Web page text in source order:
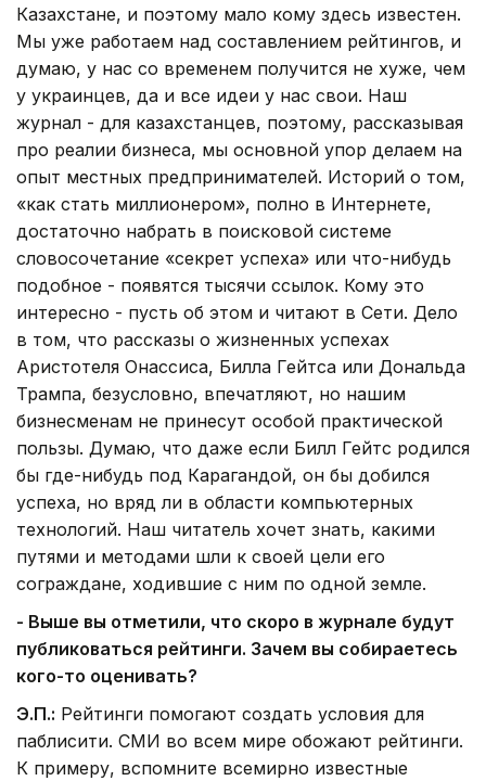
Казахстане, и поэтому мало кому здесь известен.
Мы уже работаем над составлением рейтингов, и
думаю, у нас со временем получится не хуже, чем
у украинцев, да и все идеи у нас свои. Наш
журнал - для казахстанцев, поэтому, рассказывая
про реалии бизнеса, мы основной упор делаем на
опыт местных предпринимателей. Историй о том,
«как стать миллионером», полно в Интернете,
достаточно набрать в поисковой системе
словосочетание «секрет успеха» или что-нибудь
подобное - появятся тысячи ссылок. Кому это
интересно - пусть об этом и читают в Сети. Дело
в том, что рассказы о жизненных успехах
Аристотеля Онассиса, Билла Гейтса или Дональда
Трампа, безусловно, впечатляют, но нашим
бизнесменам не принесут особой практической
пользы. Думаю, что даже если Билл Гейтс родился
бы где-нибудь под Карагандой, он бы добился
успеха, но вряд ли в области компьютерных
технологий. Наш читатель хочет знать, какими
путями и методами шли к своей цели его
сограждане, ходившие с ним по одной земле.
- Выше вы отметили, что скоро в журнале будут
публиковаться рейтинги. Зачем вы собираетесь
кого-то оценивать?
Э.П.: Рейтинги помогают создать условия для
паблисити. СМИ во всем мире обожают рейтинги.
К примеру, вспомните всемирно известные